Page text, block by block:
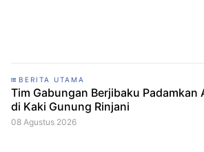
BERITA UTAMA
Tim Gabungan Berjibaku Padamkan
di Kaki Gunung Rinjani
08 Agustus 2026